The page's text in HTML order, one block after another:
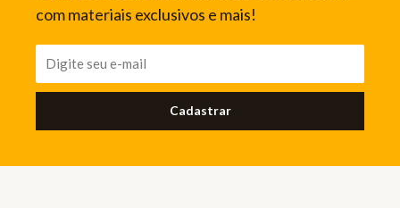
com materiais exclusivos e mais!
Cadastrar